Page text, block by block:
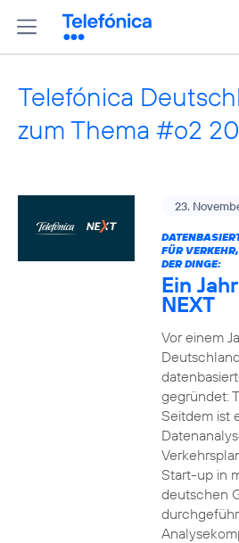
Telefónica
zum Thema #o2
23.
FÜR
DER DINGE:
Ein
NEXT
Vor einem
gegründet:
Seitdem ist
Start-up in
deutschen